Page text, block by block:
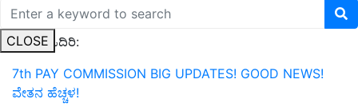
CLOSE
ಪ್ರಮಾಣ ತುಂಬಾನೇ ಕಡಿಮೆಯಾಗಿದೆ.
ಇನ್ನಷ್ಟು ಓದಿರಿ:
7th PAY COMMISSION BIG UPDATES! GOOD NEWS!
ವೇತನ ಹೆಚ್ಚಳ!